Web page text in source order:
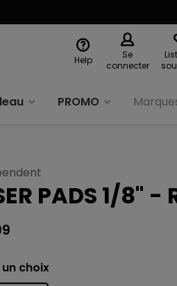
Help
Se
connecter
PROMO
PADS 1/8" -
choix